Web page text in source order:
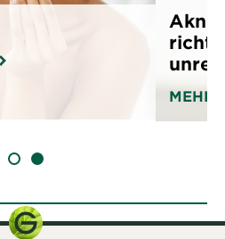
MEHR
SLIDE 1SLIDE 2